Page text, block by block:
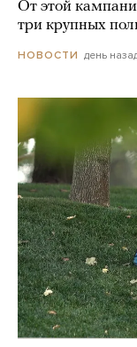
От этой
три крупных
НОВОСТИ день